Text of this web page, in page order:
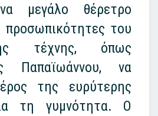
μεγάλο θέρετρο
προσωπικότητες του
τέχνης, όπως
Παπαϊωάννου, να
της ευρύτερης
τη γυμνότητα. Ο